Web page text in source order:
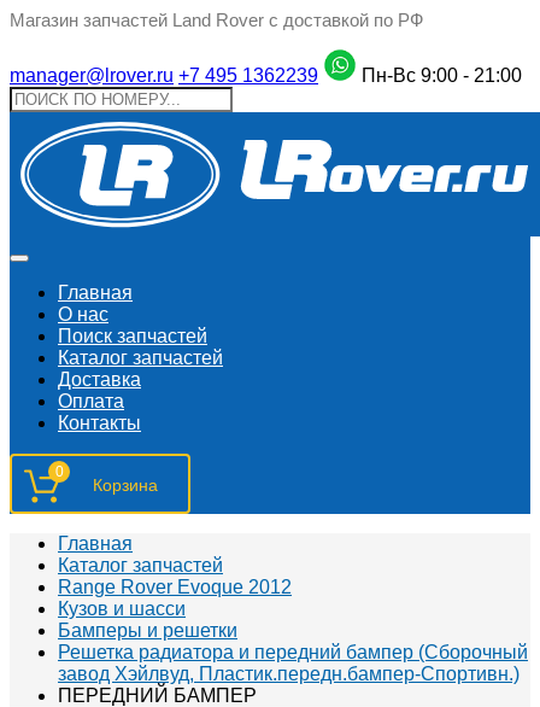
Магазин запчастей Land Rover с доставкой по РФ
manager@lrover.ru +7 495 1362239 Пн-Вс 9:00 - 21:00
Главная
О нас
Поиск запчастeй
Каталог запчастей
Доставка
Оплата
Контакты
0
Главная
Каталог запчастей
Range Rover Evoque 2012
Кузов и шасси
Бамперы и решетки
Решетка радиатора и передний бампер (Сборочный
завод Хэйлвуд, Пластик.передн.бампер-Спортивн.)
ПЕРЕДНИЙ БАМПЕР